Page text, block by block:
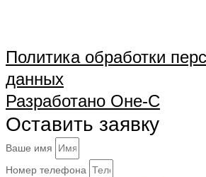
Политика обработки
данных
Разработано Оне-С
Оставить заявку
Ваше имя
Номер телефона